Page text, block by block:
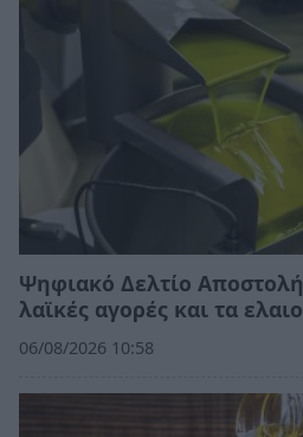
Ψηφιακό Δελτίο
λαϊκές αγορές και τα
06/08/2026 10:58